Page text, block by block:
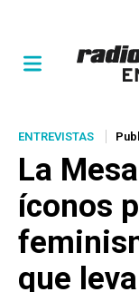
ENTREVISTAS
La
íconos
que